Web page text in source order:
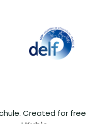
Created for free